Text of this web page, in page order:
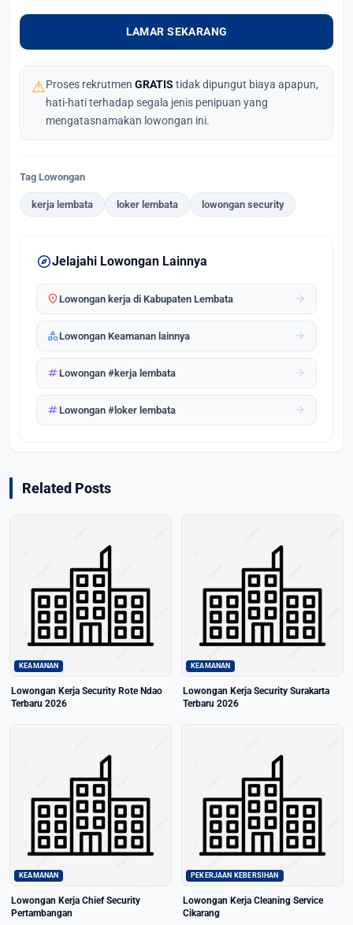
LAMAR SEKARANG
⚠Proses rekrutmen GRATIS tidak dipungut biaya apapun,
hati-hati terhadap segala jenis penipuan yang
mengatasnamakan lowongan ini.
Tag Lowongan
kerja lembata loker lembata lowongan security
exploreJelajahi Lowongan Lainnya
location_onLowongan kerja di Kabupaten Lembata arrow_forward
categoryLowongan Keamanan lainnya arrow_forward
tagLowongan #kerja lembata arrow_forward
tagLowongan #loker lembata arrow_forward
Related Posts
KEAMANAN
Lowongan Kerja Security Rote Ndao
Terbaru 2026
KEAMANAN
Lowongan Kerja Security Surakarta
Terbaru 2026
KEAMANAN
Lowongan Kerja Chief Security
Pertambangan
PEKERJAAN KEBERSIHAN
Lowongan Kerja Cleaning Service
Cikarang